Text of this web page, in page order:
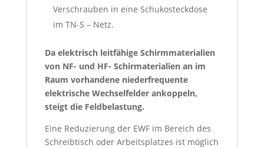
Verschrauben in eine Schukosteckdose
im TN-S – Netz.
Da elektrisch leitfähige Schirmmaterialien
von NF- und HF- Schirmaterialien an im
Raum vorhandene niederfrequente
elektrische Wechselfelder ankoppeln,
steigt die Feldbelastung.
Eine Reduzierung der EWF im Bereich des
Schreibtisch oder Arbeitsplatzes ist möglich